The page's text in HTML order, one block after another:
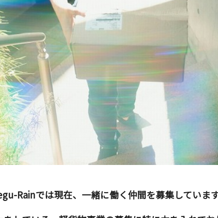
Rainでは現在、一緒に働く仲間を募集していま